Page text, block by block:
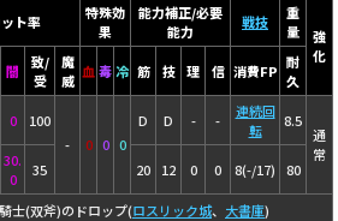
ト率
特殊効
果
能力補正/必要
能力
戦技
重
量
強
化
闇
致/
受
魔
威 血 毒 冷 筋 技 理 信 消費FP 耐
久
0
100
-
0 0 0
D D - -
連続回
転
8.5
通
常
30.
0
35 20 12 0 0 8(-/17) 80
士(双斧)のドロップ(ロスリック城、 大書庫)